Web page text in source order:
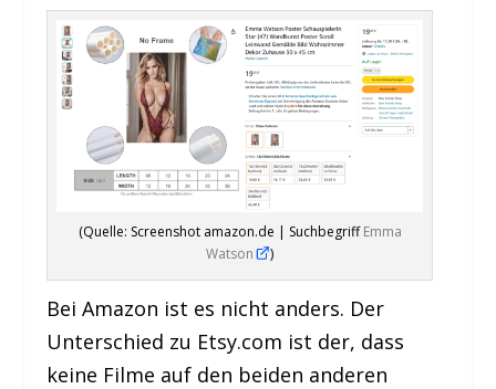
(Quelle: Screenshot amazon.de | SuchbegriffEmma
Watson
)
Bei Amazon ist es nicht anders. Der
Unterschied zu Etsy.com ist der, dass
keine Filme auf den beiden anderen